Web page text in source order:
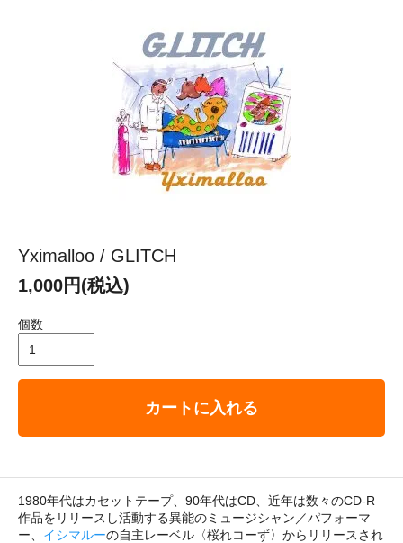
Yximalloo / GLITCH
1,000円(税込)
個数
カートに入れる
1980年代はカセットテープ、90年代はCD、近年は数々のCD-R
作品をリリースし活動する異能のミュージシャン／パフォーマ
ー、 イシマルーの自主レーベル〈桜れコーず〉からリリースされ